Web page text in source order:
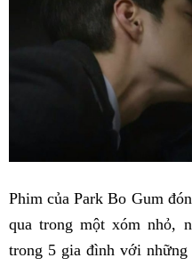
Phim của Park Bo Gum
qua trong một xóm nhỏ,
trong 5 gia đình với